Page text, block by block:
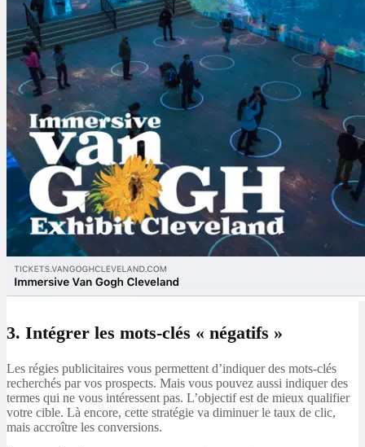
3. Intégrer les mots-clés « négatifs »
Les régies publicitaires vous permettent d’indiquer des mots-clés
recherchés par vos prospects. Mais vous pouvez aussi indiquer des
termes qui ne vous intéressent pas. L’objectif est de mieux qualifier
votre cible. Là encore, cette stratégie va diminuer le taux de clic,
mais accroître les conversions.